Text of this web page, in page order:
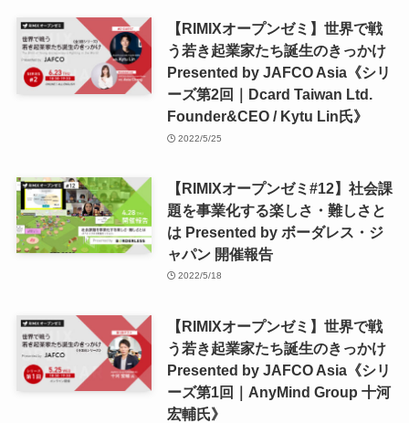
【RIMIXオープンゼミ】世界で戦
う若き起業家たち誕生のきっかけ
Presented by JAFCO Asia《シリ
ーズ第2回｜Dcard Taiwan Ltd.
Founder&CEO / Kytu Lin氏》
2022/5/25
【RIMIXオープンゼミ#12】社会課
題を事業化する楽しさ・難しさと
は Presented by ボーダレス・ジ
ャパン 開催報告
2022/5/18
【RIMIXオープンゼミ】世界で戦
う若き起業家たち誕生のきっかけ
Presented by JAFCO Asia《シリ
ーズ第1回｜AnyMind Group 十河
宏輔氏》